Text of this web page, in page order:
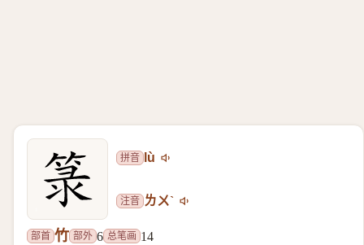
拼音 lù
注音 ㄌㄨˋ
部首 竹 部外 6 总笔画 14